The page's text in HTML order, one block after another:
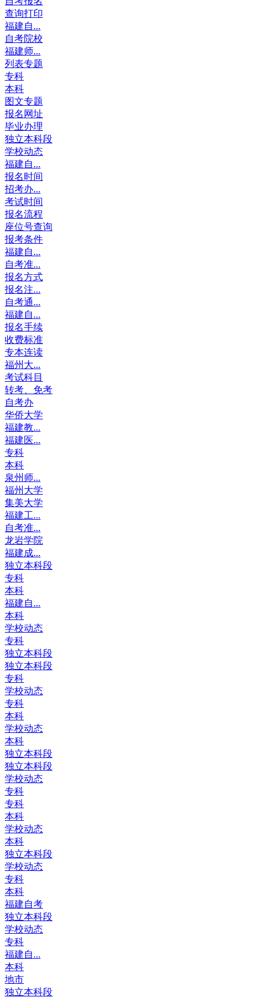
查询打印
福建自...
自考院校
福建师...
列表专题
专科
本科
图文专题
报名网址
毕业办理
独立本科段
学校动态
福建自...
报名时间
招考办...
考试时间
报名流程
座位号查询
报考条件
福建自...
自考准...
报名方式
报名注...
自考通...
福建自...
报名手续
收费标准
专本连读
福州大...
考试科目
转考、免考
自考办
华侨大学
福建教...
福建医...
专科
本科
泉州师...
福州大学
集美大学
福建工...
自考准...
龙岩学院
福建成...
独立本科段
专科
本科
福建自...
本科
学校动态
专科
独立本科段
独立本科段
专科
学校动态
专科
本科
学校动态
本科
独立本科段
独立本科段
学校动态
专科
专科
本科
学校动态
本科
独立本科段
学校动态
专科
本科
福建自考
独立本科段
学校动态
专科
福建自...
本科
地市
独立本科段